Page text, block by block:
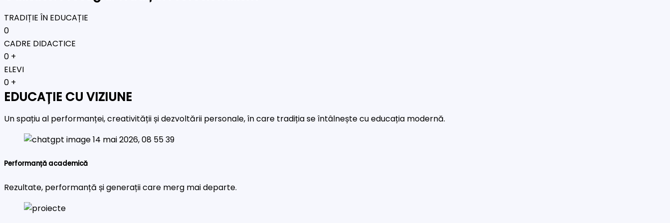
TRADIȚIE ÎN EDUCAȚIE
0
CADRE DIDACTICE
0 +
ELEVI
0 +
EDUCAȚIE CU VIZIUNE
Un spațiu al performanței, creativității și dezvoltării personale, în care tradiția se întâlnește cu educația modernă.
Performanță academică
Rezultate, performanță și generații care merg mai departe.